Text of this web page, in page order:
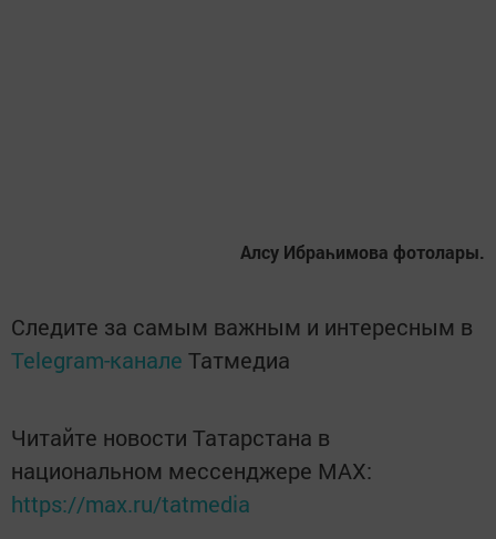
Алсу Ибраһимова фотолары.
Следите за самым важным и интересным в
Telegram-канале Татмедиа
Читайте новости Татарстана в
национальном мессенджере MАХ:
https://max.ru/tatmedia